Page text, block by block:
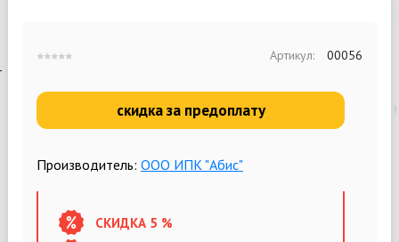
Артикул: 00056
скидка за предоплату
Производитель: ООО ИПК "Абис"
СКИДКА 5 %